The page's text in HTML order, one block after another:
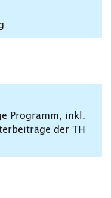
Programm, inkl.
der TH